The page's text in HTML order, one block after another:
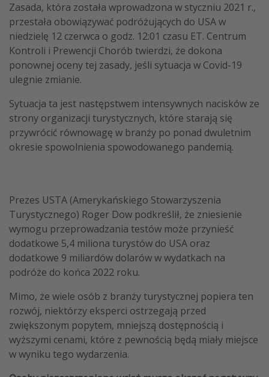
Zasada, która została wprowadzona w styczniu 2021 r.,
przestała obowiązywać podróżujących do USA w
niedzielę 12 czerwca o godz. 12:01 czasu ET. Centrum
Kontroli i Prewencji Chorób twierdzi, że dokona
ponownej oceny tej zasady, jeśli sytuacja w Covid-19
ulegnie zmianie.
Sytuacja ta jest następstwem intensywnych nacisków ze
strony organizacji turystycznych, które starają się
przywrócić równowagę w branży po ponad dwuletnim
okresie spowolnienia spowodowanego pandemią.
Prezes USTA (Amerykańskiego Stowarzyszenia
Turystycznego) Roger Dow podkreślił, że zniesienie
wymogu przeprowadzania testów może przynieść
dodatkowe 5,4 miliona turystów do USA oraz
dodatkowe 9 miliardów dolarów w wydatkach na
podróże do końca 2022 roku.
Mimo, że wiele osób z branży turystycznej popiera ten
rozwój, niektórzy eksperci ostrzegają przed
zwiększonym popytem, mniejszą dostępnością i
wyższymi cenami, które z pewnością będą miały miejsce
w wyniku tego wydarzenia.